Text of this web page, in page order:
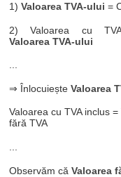
1)Valoarea TVA-ului =
2) Valoarea cu
Valoarea TVA-ului
...
⇒ ÎnlocuieșteValoarea
Valoarea cu TVA inclus
fără TVA
Observăm căValoarea